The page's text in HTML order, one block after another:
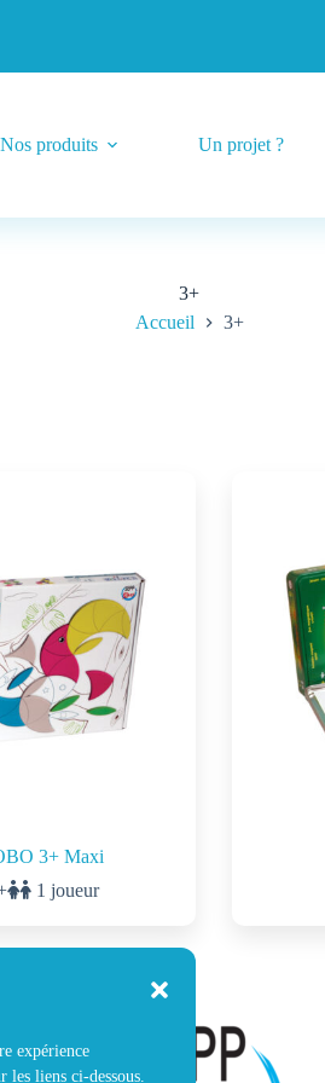
expérience
les liens ci-dessous.
Nos produits Un projet ?
3+
Accueil
3+
3+ Maxi
1 joueur